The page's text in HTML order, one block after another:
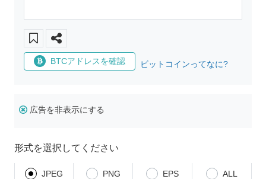
BTCアドレスを確認 ビットコインってなに?
広告を非表示にする
形式を選択してください
JPEG PNG EPS ALL